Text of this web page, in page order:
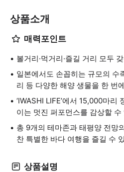
상품소개
매력포인트
볼거리·먹거리·즐길 거리 모두
일본에서도 손꼽히는 규모의 수
리 등 다양한 해양 생물을 한 번
‘IWASHI LIFE’에서 15,000마리
이는 멋진 퍼포먼스를 감상할 수
총 9개의 테마존과 태평양 전망
찬 특별한 바다 여행을 즐길 수
상품설명